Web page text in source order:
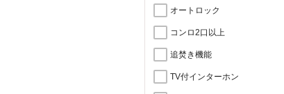
オートロック
コンロ2口以上
追焚き機能
TV付インターホン